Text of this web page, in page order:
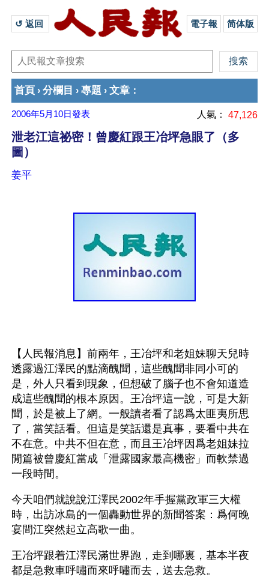
↺ 返回 電子報 简体版
首頁 › 分欄目 › 專題 › 文章 ：
2006年5月10日發表 人氣： 47,126
泄老江這祕密！曾慶紅跟王冶坪急眼了（多
圖）
姜平
【人民報消息】前兩年，王冶坪和老姐妹聊天兒時
透露過江澤民的點滴醜聞，這些醜聞非同小可的
是，外人只看到現象，但想破了腦子也不會知道造
成這些醜聞的根本原因。王冶坪這一說，可是大新
聞，於是被上了網。一般讀者看了認爲太匪夷所思
了，當笑話看。但這是笑話還是真事，要看中共在
不在意。中共不但在意，而且王冶坪因爲老姐妹拉
閒篇被曾慶紅當成「泄露國家最高機密」而軟禁過
一段時間。
今天咱們就說說江澤民2002年手握黨政軍三大權
時，出訪冰島的一個轟動世界的新聞答案：爲何晚
宴間江突然起立高歌一曲。
王冶坪跟着江澤民滿世界跑，走到哪裏，基本半夜
都是急救車呼嘯而來呼嘯而去，送去急救。